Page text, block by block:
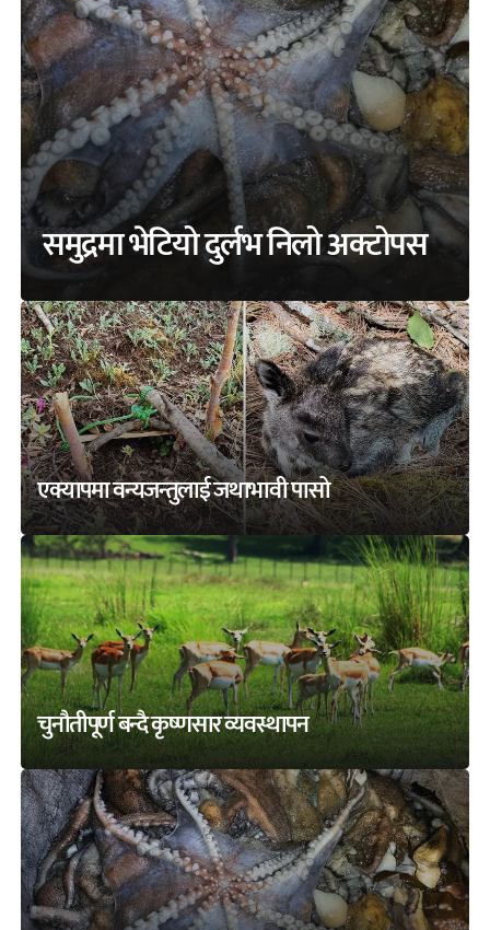
समुद्रमा भेटियो दुर्लभ निलो अक्टोपस
एक्यापमा वन्यजन्तुलाई जथाभावी पासो
चुनौतीपूर्ण बन्दै कृष्णसार व्यवस्थापन